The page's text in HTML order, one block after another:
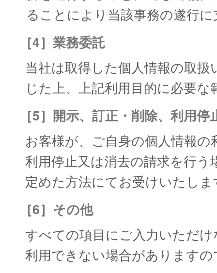
ることにより当該事務の遂行
［4］業務委託
当社は取得した個人情報の取
じた上、上記利用目的に必要
［5］開示、訂正・削除、利用停
お客様が、ご自身の個人情報
利用停止又は消去の請求を行う
定めた方法にてお受けいたし
［6］その他
すべての項目にご入力いただ
利用できない場合があります